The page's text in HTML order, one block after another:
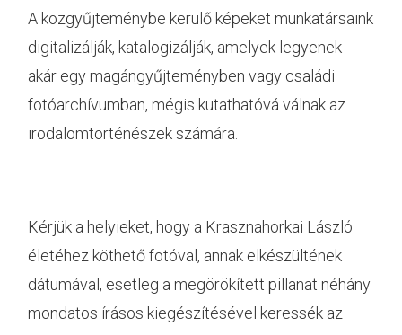
A közgyűjteménybe kerülő képeket munkatársaink
digitalizálják, katalogizálják, amelyek legyenek
akár egy magángyűjteményben vagy családi
fotóarchívumban, mégis kutathatóvá válnak az
irodalomtörténészek számára.
Kérjük a helyieket, hogy a Krasznahorkai László
életéhez köthető fotóval, annak elkészültének
dátumával, esetleg a megörökített pillanat néhány
mondatos írásos kiegészítésével keressék az